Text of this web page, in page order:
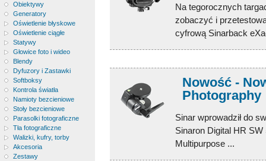
Obiektywy
Generatory
Oświetlenie błyskowe
Oświetlenie ciągłe
Statywy
Głowice foto i wideo
Blendy
Dyfuzory i Zastawki
Softboksy
Kontrola światła
Namioty bezcieniowe
Stoły bezcieniowe
Parasolki fotograficzne
Tła fotograficzne
Walizki, kufry, torby
Akcesoria
Zestawy
Na tegorocznych
zobaczyć i
cyfrową Sinarback
Nowość -
Photography
Sinar wprowadził do
Sinaron Digital HR
Multipurpose ...